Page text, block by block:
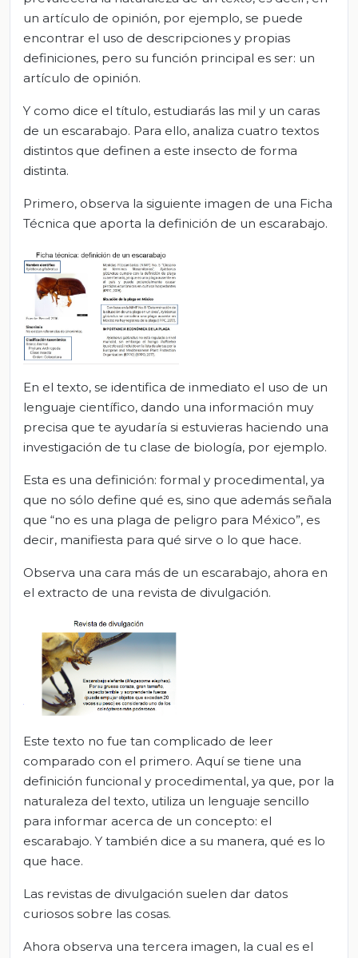
un artículo de opinión, por ejemplo, se puede
encontrar el uso de descripciones y propias
definiciones, pero su función principal es ser: un
artículo de opinión.
Y como dice el título, estudiarás las mil y un caras
de un escarabajo. Para ello, analiza cuatro textos
distintos que definen a este insecto de forma
distinta.
Primero, observa la siguiente imagen de una Ficha
Técnica que aporta la definición de un escarabajo.
En el texto, se identifica de inmediato el uso de un
lenguaje científico, dando una información muy
precisa que te ayudaría si estuvieras haciendo una
investigación de tu clase de biología, por ejemplo.
Esta es una definición: formal y procedimental, ya
que no sólo define qué es, sino que además señala
que “no es una plaga de peligro para México”, es
decir, manifiesta para qué sirve o lo que hace.
Observa una cara más de un escarabajo, ahora en
el extracto de una revista de divulgación.
Este texto no fue tan complicado de leer
comparado con el primero. Aquí se tiene una
definición funcional y procedimental, ya que, por la
naturaleza del texto, utiliza un lenguaje sencillo
para informar acerca de un concepto: el
escarabajo. Y también dice a su manera, qué es lo
que hace.
Las revistas de divulgación suelen dar datos
curiosos sobre las cosas.
Ahora observa una tercera imagen, la cual es el